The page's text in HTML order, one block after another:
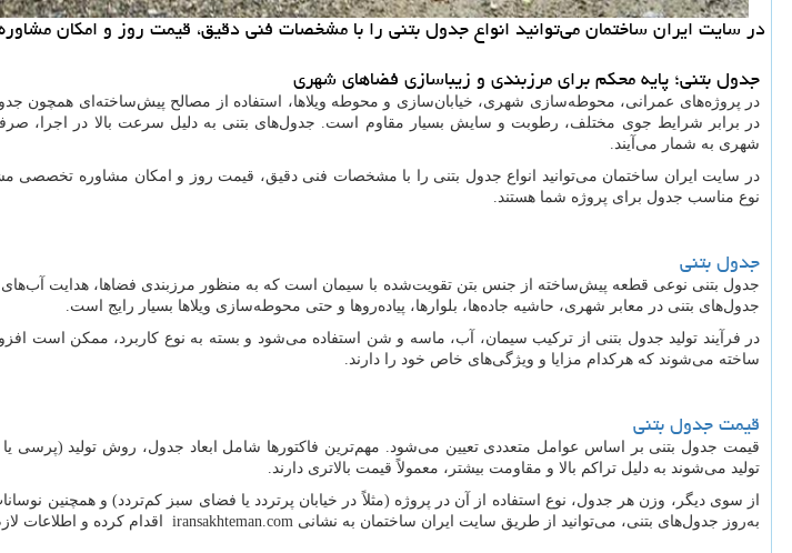
در سایت ایران ساختمان می‌توانید انواع جدول بتنی را با مشخصات فنی دقیق، قیمت روز و امکان
جدول بتنی؛ پایه محکم برای مرزبندی و زیباسازی فضاهای شهری
در پروژه‌های عمرانی، محوطه‌سازی شهری، خیابان‌سازی و محوطه ویلاها، استفاده از مصالح پیش‌ساخته‌ای همچون
در برابر شرایط جوی مختلف، رطوبت و سایش بسیار مقاوم است. جدول‌های بتنی به دلیل سرعت بالا در اجرا، صرفه
شهری به شمار می‌آیند.
در سایت ایران ساختمان می‌توانید انواع جدول بتنی را با مشخصات فنی دقیق، قیمت روز و امکان مشاوره تخصصی
نوع مناسب جدول برای پروژه شما هستند.
جدول بتنی
جدول بتنی نوعی قطعه پیش‌ساخته از جنس بتن تقویت‌شده با سیمان است که به منظور مرزبندی فضاها، هدایت
جدول‌های بتنی در معابر شهری، حاشیه جاده‌ها، بلوارها، پیاده‌روها و حتی محوطه‌سازی ویلاها بسیار رایج است.
در فرآیند تولید جدول بتنی از ترکیب سیمان، آب، ماسه و شن استفاده می‌شود و بسته به نوع کاربرد، ممکن است
ساخته می‌شوند که هرکدام مزایا و ویژگی‌های خاص خود را دارند.
قیمت جدول بتنی
قیمت جدول بتنی بر اساس عوامل متعددی تعیین می‌شود. مهم‌ترین فاکتورها شامل ابعاد جدول، روش تولید (پرسی یا
تولید می‌شوند به دلیل تراکم بالا و مقاومت بیشتر، معمولاً قیمت بالاتری دارند.
از سوی دیگر، وزن هر جدول، نوع استفاده از آن در پروژه (مثلاً در خیابان پرتردد یا فضای سبز کم‌تردد) و همچنین
به‌روز جدول‌های بتنی، می‌توانید از طریق سایت ایران ساختمان به نشانی iransakhteman.com اقدام کرده و اطلاعات